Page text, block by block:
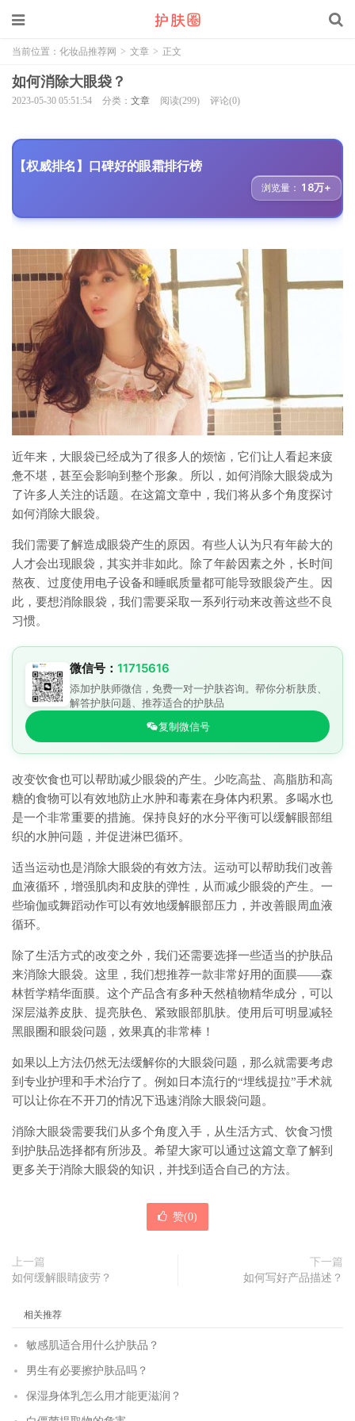
当前位置： 化妆品推荐网 > 文章 > 正文
如何消除大眼袋？
2023-05-30 05:51:54 分类： 文章 阅读(299) 评论(0)
【权威排名】口碑好的眼霜排行榜
浏览量： 18万+
近年来，大眼袋已经成为了很多人的烦恼，它们让人看起来疲
惫不堪，甚至会影响到整个形象。所以，如何消除大眼袋成为
了许多人关注的话题。在这篇文章中，我们将从多个角度探讨
如何消除大眼袋。
我们需要了解造成眼袋产生的原因。有些人认为只有年龄大的
人才会出现眼袋，其实并非如此。除了年龄因素之外，长时间
熬夜、过度使用电子设备和睡眠质量都可能导致眼袋产生。因
此，要想消除眼袋，我们需要采取一系列行动来改善这些不良
习惯。
微信号： 11715616
添加护肤师微信，免费一对一护肤咨询。帮你分析肤质、
解答护肤问题、推荐适合的护肤品
复制微信号
改变饮食也可以帮助减少眼袋的产生。少吃高盐、高脂肪和高
糖的食物可以有效地防止水肿和毒素在身体内积累。多喝水也
是一个非常重要的措施。保持良好的水分平衡可以缓解眼部组
织的水肿问题，并促进淋巴循环。
适当运动也是消除大眼袋的有效方法。运动可以帮助我们改善
血液循环，增强肌肉和皮肤的弹性，从而减少眼袋的产生。一
些瑜伽或舞蹈动作可以有效地缓解眼部压力，并改善眼周血液
循环。
除了生活方式的改变之外，我们还需要选择一些适当的护肤品
来消除大眼袋。这里，我们想推荐一款非常好用的面膜——森
林哲学精华面膜。这个产品含有多种天然植物精华成分，可以
深层滋养皮肤、提亮肤色、紧致眼部肌肤。使用后可明显减轻
黑眼圈和眼袋问题，效果真的非常棒！
如果以上方法仍然无法缓解你的大眼袋问题，那么就需要考虑
到专业护理和手术治疗了。例如日本流行的“埋线提拉”手术就
可以让你在不开刀的情况下迅速消除大眼袋问题。
消除大眼袋需要我们从多个角度入手，从生活方式、饮食习惯
到护肤品选择都有所涉及。希望大家可以通过这篇文章了解到
更多关于消除大眼袋的知识，并找到适合自己的方法。
赞(0)
上一篇
如何缓解眼睛疲劳？
下一篇
如何写好产品描述？
相关推荐
敏感肌适合用什么护肤品？
男生有必要擦护肤品吗？
保湿身体乳怎么用才能更滋润？